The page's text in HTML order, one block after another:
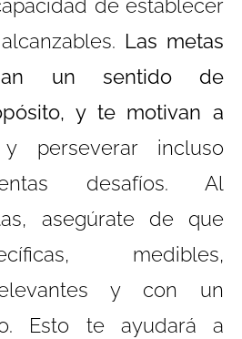
de establecer
Las metas
un sentido de
y te motivan a
perseverar incluso
desafíos. Al
asegúrate de que
medibles,
y con un
Esto te ayudará a